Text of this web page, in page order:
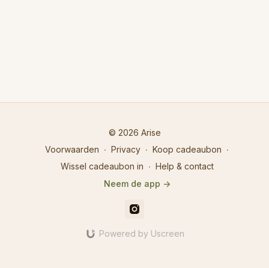
© 2026 Arise
Voorwaarden ∙ Privacy ∙ Koop cadeaubon ∙
Wissel cadeaubon in ∙ Help & contact
Neem de app ->
Powered by Uscreen